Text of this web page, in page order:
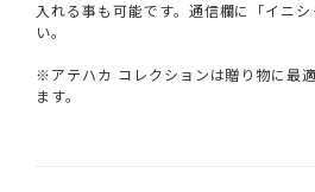
入れる事も可能です。通信欄に「イニ
い。
※アテハカ コレクションは贈り物に最
ます。